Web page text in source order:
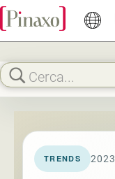
TRENDS 2023